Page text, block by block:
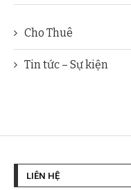
Cho Thuê
Tin tức – Sự kiện
LIÊN HỆ